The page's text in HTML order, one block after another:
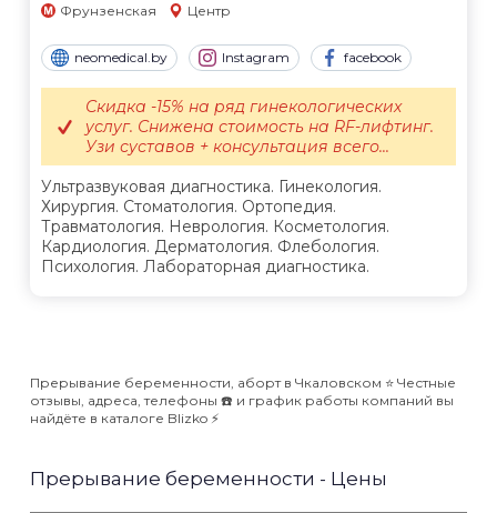
Фрунзенская Центр
neomedical.by Instagram facebook
Ультразвуковая диагностика. Гинекология.
Хирургия. Стоматология. Ортопедия.
Травматология. Неврология. Косметология.
Кардиология. Дерматология. Флебология.
Психология. Лабораторная диагностика.
Скидка -15% на ряд гинекологических
услуг. Снижена стоимость на RF-лифтинг.
Узи суставов + консультация всего...
Прерывание беременности, аборт в Чкаловском ⭐️ Честные
отзывы, адреса, телефоны ☎️ и график работы компаний вы
найдёте в каталоге Blizko ⚡️
Прерывание беременности - Цены